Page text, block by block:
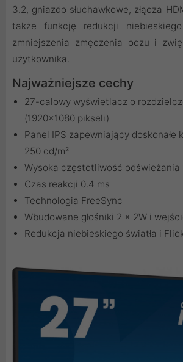
3.2, gniazdo słuchawkowe, złącza
także funkcję redukcji
zmniejszenia zmęczenia oczu i
użytkownika.
Najważniejsze cechy
27-calowy wyświetlacz o
(1920x1080 pikseli)
Panel IPS zapewniający doskonałe
250 cd/m²
Wysoka częstotliwość odświeżania
Czas reakcji 0.4 ms
Technologia FreeSync
Wbudowane głośniki 2 x 2W i
Redukcja niebieskiego światła i